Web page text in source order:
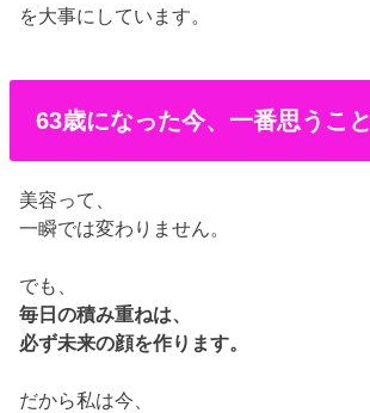
を大事にしています。
63歳になった今、一番思うこと
美容って、
一瞬では変わりません。
でも、
毎日の積み重ねは、
必ず未来の顔を作ります。
だから私は今、